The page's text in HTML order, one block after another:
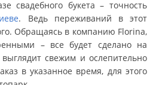
свадебного букета – точность
. Ведь переживаний в этот
Обращаясь в компанию Florina,
– все будет сделано на
свежим и ослепительно
в указанное время, для этого